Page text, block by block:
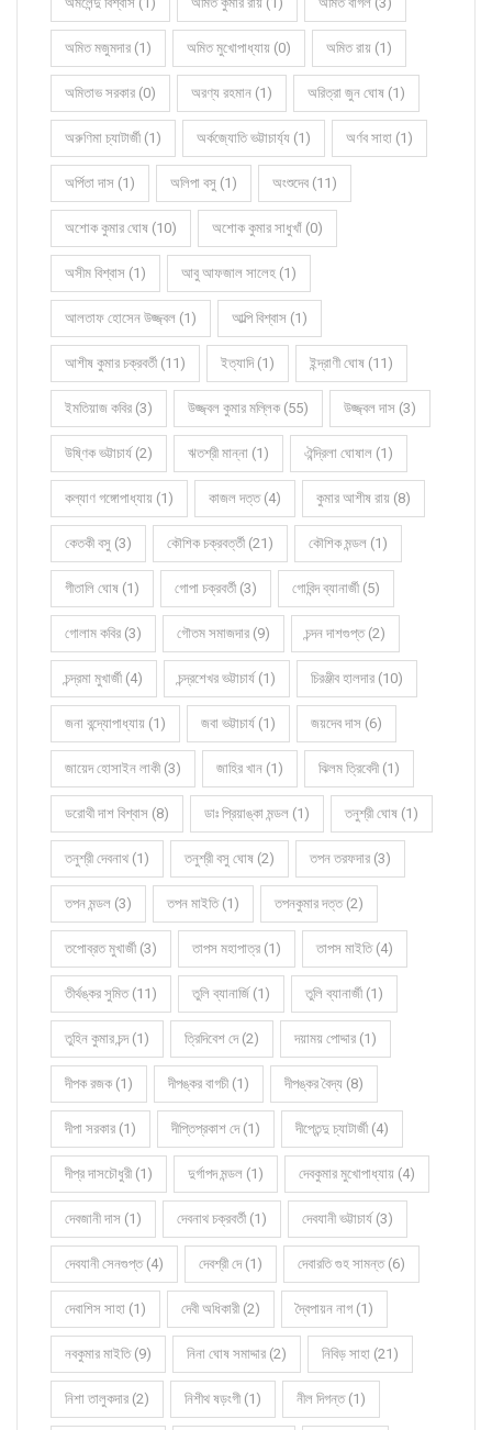
অমিত মজুমদার (1) অমিত মুখোপাধ্যায় (0) অমিত রায় (1)
অমিতাভ সরকার (0) অরণ্য রহমান (1) অরিত্রা জুন ঘোষ (1)
অরুণিমা চ্যাটার্জী (1) অর্কজ্যোতি ভট্টাচার্য্য (1) অর্ণব সাহা (1)
অর্পিতা দাস (1) অলিপা বসু (1) অংশুদেব (11)
অশোক কুমার ঘোষ (10) অশোক কুমার সাধুখাঁ (0)
অসীম বিশ্বাস (1) আবু আফজাল সালেহ (1)
আলতাফ হোসেন উজ্জ্বল (1) আল্পি বিশ্বাস (1)
আশীষ কুমার চক্রবর্তী (11) ইত্যাদি (1) ইন্দ্রাণী ঘোষ (11)
ইমতিয়াজ কবির (3) উজ্জ্বল কুমার মল্লিক (55) উজ্জ্বল দাস (3)
উষ্ণিক ভট্টাচার্য (2) ঋতশ্রী মান্না (1) ঐন্দ্রিলা ঘোষাল (1)
কল্যাণ গঙ্গোপাধ্যায় (1) কাজল দত্ত (4) কুমার আশীষ রায় (8)
কেতকী বসু (3) কৌশিক চক্রবর্ত্তী (21) কৌশিক মন্ডল (1)
গীতালি ঘোষ (1) গোপা চক্রবর্তী (3) গোবিন্দ ব্যানার্জী (5)
গোলাম কবির (3) গৌতম সমাজদার (9) চন্দন দাশগুপ্ত (2)
চন্দ্রমা মুখার্জী (4) চন্দ্রশেখর ভট্টাচার্য (1) চিরঞ্জীব হালদার (10)
জনা বন্দ্যোপাধ্যায় (1) জবা ভট্টাচার্য (1) জয়দেব দাস (6)
জায়েদ হোসাইন লাকী (3) জাহির খান (1) ঝিলম ত্রিবেদী (1)
ডরোথী দাশ বিশ্বাস (8) ডাঃ প্রিয়াঙ্কা মন্ডল (1) তনুশ্রী ঘোষ (1)
তনুশ্রী দেবনাথ (1) তনুশ্রী বসু ঘোষ (2) তপন তরফদার (3)
তপন মন্ডল (3) তপন মাইতি (1) তপনকুমার দত্ত (2)
তপোব্রত মুখার্জী (3) তাপস মহাপাত্র (1) তাপস মাইতি (4)
তীর্থঙ্কর সুমিত (11) তুলি ব্যানার্জি (1) তুলি ব্যানার্জী (1)
তুহিন কুমার চন্দ (1) ত্রিদিবেশ দে (2) দয়াময় পোদ্দার (1)
দীপক রজক (1) দীপঙ্কর বাগচী (1) দীপঙ্কর বৈদ্য (8)
দীপা সরকার (1) দীপ্তিপ্রকাশ দে (1) দীপ্তেন্দু চ্যাটার্জী (4)
দীপ্র দাসচৌধুরী (1) দুর্গাপদ মন্ডল (1) দেবকুমার মুখোপাধ্যায় (4)
দেবজানী দাস (1) দেবনাথ চক্রবর্তী (1) দেবযানী ভট্টাচার্য (3)
দেবযানী সেনগুপ্ত (4) দেবশ্রী দে (1) দেবারতি গুহ সামন্ত (6)
দেবাশিস সাহা (1) দেবী অধিকারী (2) দ্বৈপায়ন নাগ (1)
নবকুমার মাইতি (9) নিনা ঘোষ সমাদ্দার (2) নিবিড় সাহা (21)
নিশা তালুকদার (2) নিশীথ ষড়ংগী (1) নীল দিগন্ত (1)